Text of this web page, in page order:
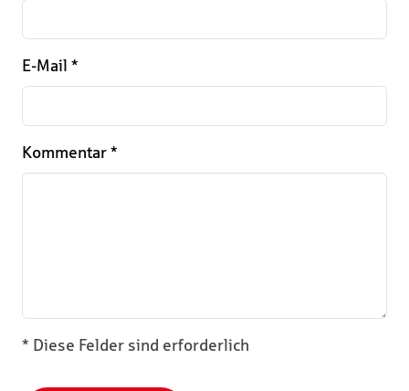
E-Mail *
Kommentar *
* Diese Felder sind erforderlich